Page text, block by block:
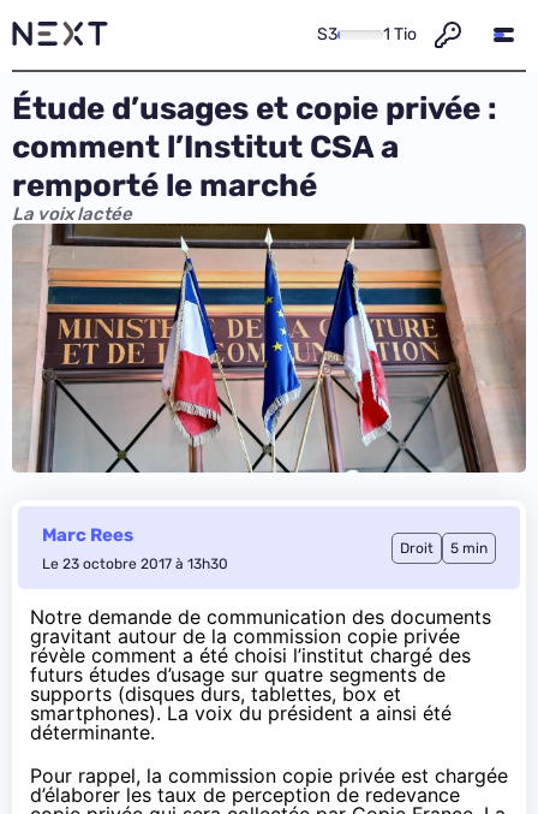
S3 1 Tio
Étude d’usages et copie privée :
comment l’Institut CSA a
remporté le marché
La voix lactée
Marc Rees
Le 23 octobre 2017 à 13h30
Droit 5 min
Notre demande de communication des documents
gravitant autour de la commission copie privée
révèle comment a été choisi l’institut chargé des
futurs études d’usage sur quatre segments de
supports (disques durs, tablettes, box et
smartphones). La voix du président a ainsi été
déterminante.
Pour rappel, la commission copie privée est chargée
d’élaborer les taux de perception de redevance